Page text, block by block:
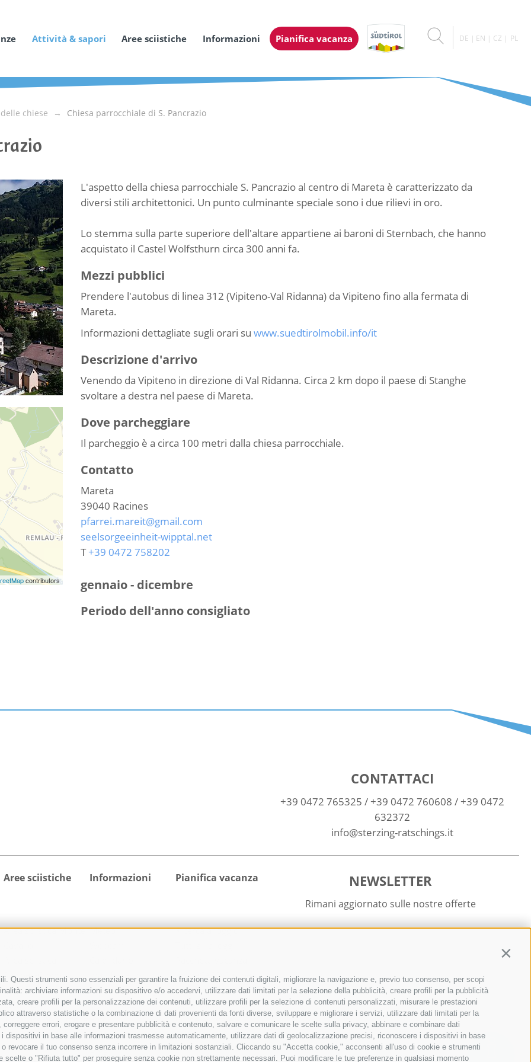
Questi strumenti sono essenziali per garantire la fruizione dei contenuti digitali, migliorare la navigazione e, previo tuo consenso, per scopi
archiviare informazioni su dispositivo e/o accedervi, utilizzare dati limitati per la selezione della pubblicità, creare profili per la pubblicità
creare profili per la personalizzazione dei contenuti, utilizzare profili per la selezione di contenuti personalizzati, misurare le prestazioni
attraverso statistiche o la combinazione di dati provenienti da fonti diverse, sviluppare e migliorare i servizi, utilizzare dati limitati per la
errori, erogare e presentare pubblicità e contenuto, salvare e comunicare le scelte sulla privacy, abbinare e combinare dati
in base alle informazioni trasmesse automaticamente, utilizzare dati di geolocalizzazione precisi, riconoscere i dispositivi in base
revocare il tuo consenso senza incorrere in limitazioni sostanziali. Cliccando su "Accetta cookie," acconsenti all'uso di cookie e strumenti
o "Rifiuta tutto" per proseguire senza cookie non strettamente necessari. Puoi modificare le tue preferenze in qualsiasi momento
Attività & sapori Aree sciistiche Informazioni Pianifica vacanza DE EN CZ PL
chiese Chiesa parrocchiale di S. Pancrazio
contributors
L'aspetto della chiesa parrocchiale S. Pancrazio al centro di Mareta è caratterizzato da
diversi stili architettonici. Un punto culminante speciale sono i due rilievi in oro.
Lo stemma sulla parte superiore dell'altare appartiene ai baroni di Sternbach, che hanno
acquistato il Castel Wolfsthurn circa 300 anni fa.
Mezzi pubblici
Prendere l'autobus di linea 312 (Vipiteno-Val Ridanna) da Vipiteno fino alla fermata di
Mareta.
Informazioni dettagliate sugli orari su www.suedtirolmobil.info/it
Descrizione d'arrivo
Venendo da Vipiteno in direzione di Val Ridanna. Circa 2 km dopo il paese di Stanghe
svoltare a destra nel paese di Mareta.
Dove parcheggiare
Il parcheggio è a circa 100 metri dalla chiesa parrocchiale.
Contatto
Mareta
39040 Racines
pfarrei.mareit@gmail.com
seelsorgeeinheit-wipptal.net
T+39 0472 758202
gennaio - dicembre
Periodo dell'anno consigliato
CONTATTACI
+39 0472 765325 / +39 0472 760608 / +39 0472
632372
info@sterzing-ratschings.it
Aree sciistiche
Area sciistica Monte
Racines-Giovo
Area sciistica
Ladurns
1 skipass per tutte le
aree sciistiche
Informazioni
Meteo
manifestazioni
Richiesta cataloghi
Downloads
Foto
Video
Blog
Pianifica vacanza
Ricerca alloggio
activeCARD Racines
activeCARD Vipiteno
Colle Isarco CARD
Come arrivare
NEWSLETTER
Rimani aggiornato sulle nostre offerte
Registrati